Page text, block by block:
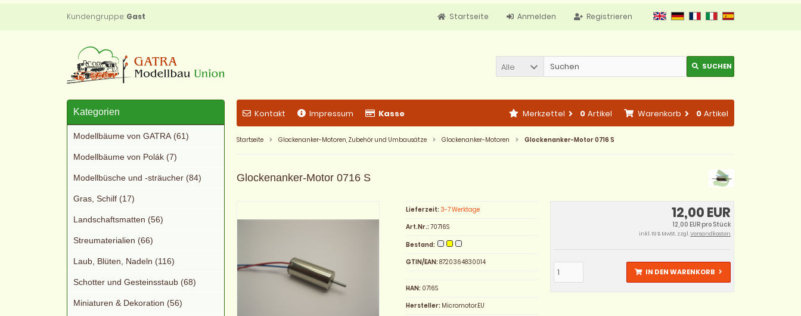
Kundengruppe: Gast Registrieren
Anmelden
Startseite
Alle SUCHEN
Kontakt Impressum Kasse Warenkorb 0 Artikel
Merkzettel 0 Artikel
Startseite Glockenanker-Motoren, Zubehör und Umbausätze Glockenanker-Motoren Glockenanker-Motor 0716 S
Glockenanker-Motor 0716 S
12,00 EUR
12,00 EUR pro Stück
inkl. 19 % MwSt. zzgl.Versandkosten
IN DEN WARENKORB
Lieferzeit: 3-7 Werktage
Art.Nr.:70716S
Bestand:
GTIN/EAN:8720364830014
HAN:0716S
Hersteller: Micromotor.EU
Kategorien
Modellbäume von GATRA (61)
Modellbäume von Polák (7)
Modellbüsche und -sträucher (84)
Gras, Schilf (17)
Landschaftsmatten (56)
Streumaterialien (66)
Laub, Blüten, Nadeln (116)
Schotter und Gesteinsstaub (68)
Miniaturen & Dekoration (56)